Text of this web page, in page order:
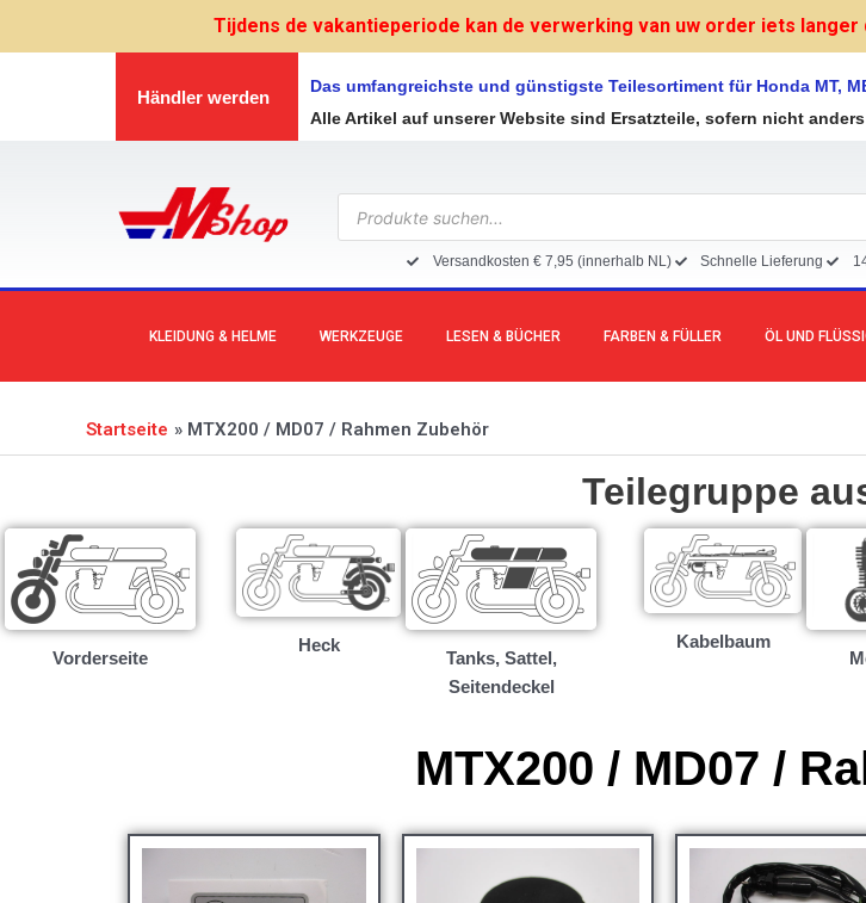
Tijdens de vakantieperiode kan de verwerking van uw order iets
Händler werden
Das umfangreichste und günstigste Teilesortiment für Honda MT,
Alle Artikel auf unserer Website sind Ersatzteile, sofern nicht
Products
search
Versandkosten € 7,95 (innerhalb NL) Schnelle Lieferung
KLEIDUNG & HELME WERKZEUGE LESEN & BÜCHER FARBEN & FÜLLER ÖL UND
Startseite MTX200 / MD07 / Rahmen Zubehör
Teilegruppe
Vorderseite
Heck
Tanks, Sattel,
Seitendeckel
Kabelbaum
MTX200 / MD07 /